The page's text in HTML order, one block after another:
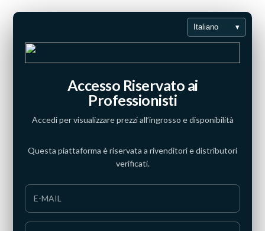
Italiano ▾
Accesso Riservato ai
Professionisti
Accedi per visualizzare prezzi all’ingrosso e disponibilità
Questa piattaforma è riservata a rivenditori e distributori
verificati.
Recupera password
Può reimpostare la password inserendo la sua e-mail qui
scade dopo 24h. Dopo questo periodo, dovrà inserire
nuovamente la sua e-mail e richiedere un nuovo link.